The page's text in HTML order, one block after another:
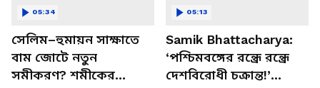
সেলিম–হুমায়ন সাক্ষাতে
বাম জোটে নতুন
সমীকরণ? শমীকের
05:34
Samik Bhattacharya:
‘পশ্চিমবঙ্গের রন্ধ্রে রন্ধ্রে
দেশবিরোধী চক্রান্ত!’
05:13